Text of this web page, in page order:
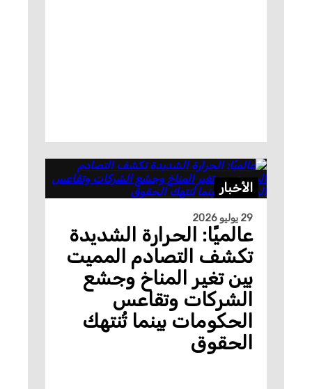
الأخبار
29 يوليو 2026
عالميًا: الحرارة الشديدة
تكشف التصادم المميت
بين تغير المناخ وجشع
الشركات وتقاعس
الحكومات بينما تُنتهك
الحقوق